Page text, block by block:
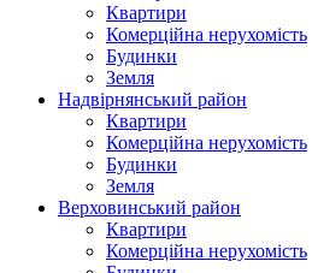
Квартири
Комерційна нерухомість
Будинки
Земля
Надвірнянський район
Квартири
Комерційна нерухомість
Будинки
Земля
Верховинський район
Квартири
Комерційна нерухомість